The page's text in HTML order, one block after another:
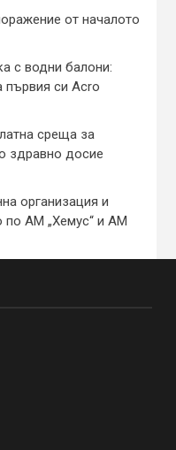
от началото
с водни балони:
първия си Acro
среща за
здравно досие
организация и
по АМ „Хемус“ и АМ